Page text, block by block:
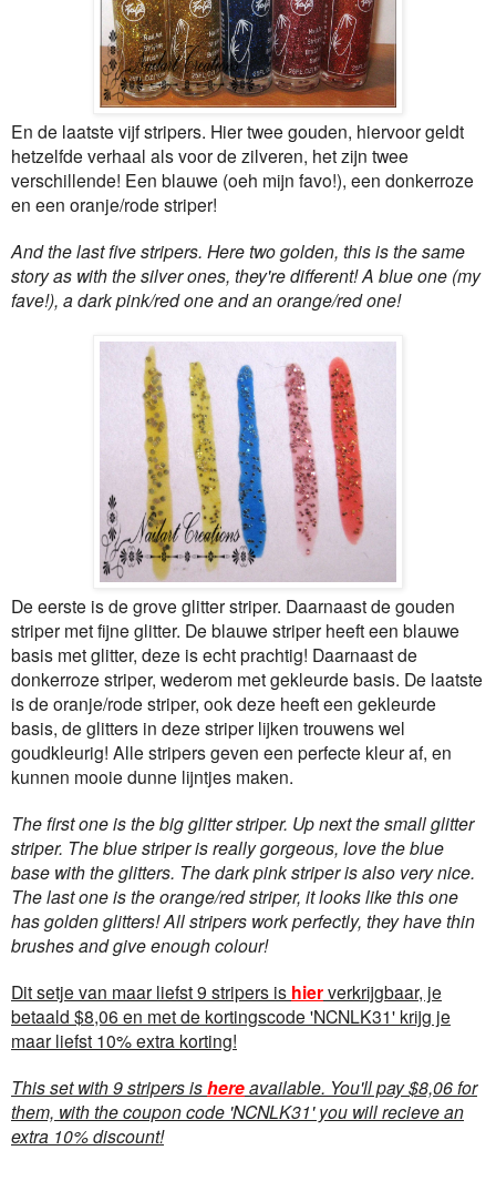
En de laatste vijf stripers. Hier twee gouden, hiervoor geldt
hetzelfde verhaal als voor de zilveren, het zijn twee
verschillende! Een blauwe (oeh mijn favo!), een donkerroze
en een oranje/rode striper!
And the last five stripers. Here two golden, this is the same
story as with the silver ones, they're different! A blue one (my
fave!), a dark pink/red one and an orange/red one!
De eerste is de grove glitter striper. Daarnaast de gouden
striper met fijne glitter. De blauwe striper heeft een blauwe
basis met glitter, deze is echt prachtig! Daarnaast de
donkerroze striper, wederom met gekleurde basis. De laatste
is de oranje/rode striper, ook deze heeft een gekleurde
basis, de glitters in deze striper lijken trouwens wel
goudkleurig! Alle stripers geven een perfecte kleur af, en
kunnen mooie dunne lijntjes maken.
The first one is the big glitter striper. Up next the small glitter
striper. The blue striper is really gorgeous, love the blue
base with the glitters. The dark pink striper is also very nice.
The last one is the orange/red striper, it looks like this one
has golden glitters! All stripers work perfectly, they have thin
brushes and give enough colour!
Dit setje van maar liefst 9 stripers is hierverkrijgbaar, je
betaald $8,06 en met de kortingscode 'NCNLK31' krijg je
maar liefst 10% extra korting!
This set with 9 stripers ishereavailable. You'll pay $8,06 for
them, with the coupon code 'NCNLK31' you will recieve an
extra 10% discount!